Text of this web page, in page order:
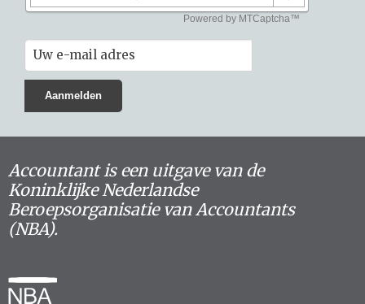
Accountant is een uitgave van de
Koninklijke Nederlandse
Beroepsorganisatie van Accountants
(NBA).